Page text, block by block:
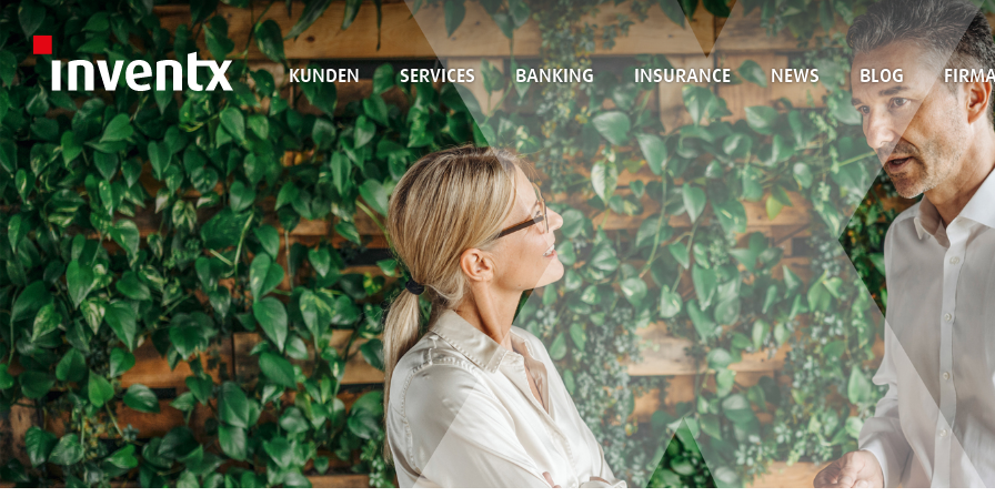
KUNDEN SERVICES BANKING INSURANCE NEWS BLOG